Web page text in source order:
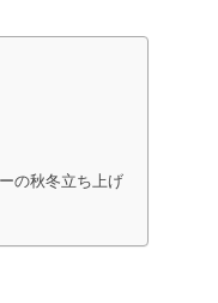
の秋冬立ち上げ